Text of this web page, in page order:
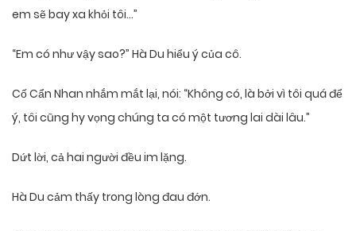
em sẽ bay xa khỏi tôi…”
“Em có như vậy sao?” Hà Du hiểu ý của cô.
Cố Cẩn Nhan nhắm mắt lại, nói: “Không có, là bởi vì tôi quá để
ý, tôi cũng hy vọng chúng ta có một tương lai dài lâu.”
Dứt lời, cả hai người đều im lặng.
Hà Du cảm thấy trong lòng đau đớn.